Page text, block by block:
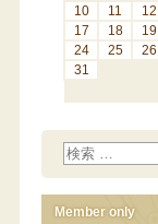
10
11 12
17
18 19
24
25 26
31
Member only